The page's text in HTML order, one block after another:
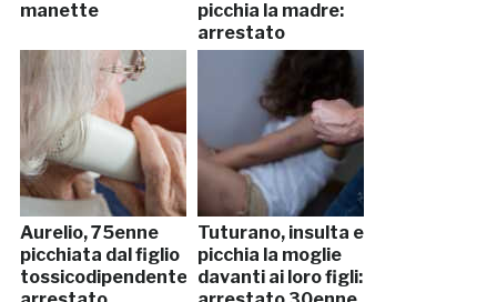
manette
picchia la madre:
arrestato
Aurelio, 75enne
picchiata dal figlio
tossicodipendente:
Tuturano, insulta e
picchia la moglie
davanti ai loro figli: